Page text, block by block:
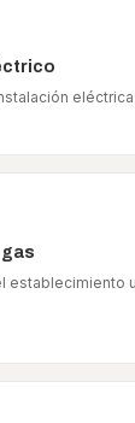
gas
establecimiento